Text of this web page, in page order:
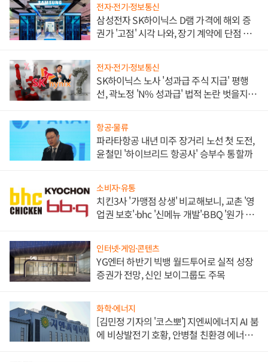
전자·전기·정보통신
삼성전자 SK하이닉스 D램 가격에 해외 증
권가 '고점' 시각 나와, 장기 계약에 단점 부
전자·전기·정보통신
SK하이닉스 노사 '성과급 주식 지급' 평행
선, 곽노정 'N% 성과급' 법적 논란 벗을지 주
항공·물류
파라타항공 내년 미주 장거리 노선 첫 도전,
윤철민 '하이브리드 항공사' 승부수 통할까
소비자·유통
치킨3사 '가맹점 상생' 비교해보니, 교촌 '영
업권 보호'·bhc '신메뉴 개발'·BBQ '원가 부
인터넷·게임·콘텐츠
YG엔터 하반기 빅뱅 월드투어로 실적 성장
증권가 전망, 신인 보이그룹도 주목
화학·에너지
[김민정 기자의 '코스뽀'] 지엔씨에너지 AI 붐
에 비상발전기 호황, 안병철 친환경 에너지